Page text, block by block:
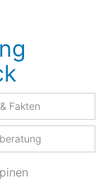
Fakten